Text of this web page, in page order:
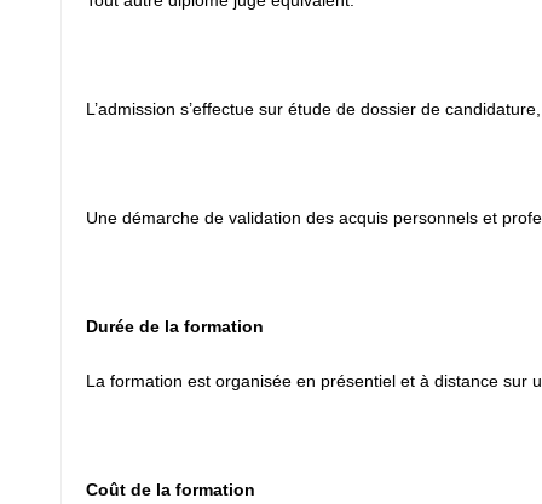
L’admission s’effectue sur étude de dossier de
Une démarche de validation des acquis personnels et
Durée de la formation
La formation est organisée en présentiel et à distance sur
Coût de la formation